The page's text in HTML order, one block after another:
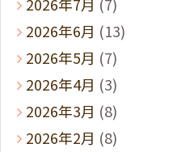
2026年6月 (13)
2026年5月 (7)
2026年4月 (3)
2026年3月 (8)
2026年2月 (8)